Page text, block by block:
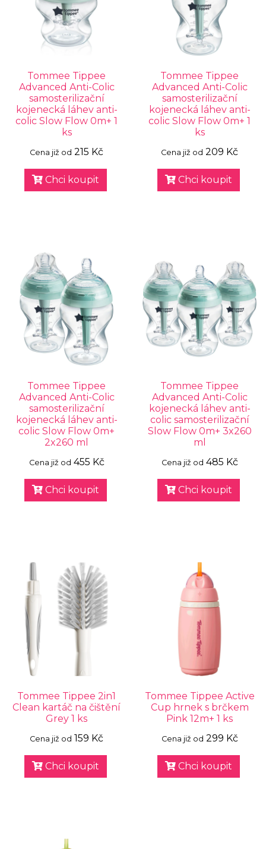
Tommee Tippee
Advanced Anti-Colic
samosterilizační
kojenecká láhev anti-
colic Slow Flow 0m+ 1
ks
Cena již od 215 Kč
Chci koupit
Tommee Tippee
Advanced Anti-Colic
samosterilizační
kojenecká láhev anti-
colic Slow Flow 0m+ 1
ks
Cena již od 209 Kč
Chci koupit
Tommee Tippee
Advanced Anti-Colic
samosterilizační
kojenecká láhev anti-
colic Slow Flow 0m+
2x260 ml
Cena již od 455 Kč
Chci koupit
Tommee Tippee
Advanced Anti-Colic
kojenecká láhev anti-
colic samosterilizační
Slow Flow 0m+ 3x260
ml
Cena již od 485 Kč
Chci koupit
Tommee Tippee 2in1
Clean kartáč na čištění
Grey 1 ks
Cena již od 159 Kč
Chci koupit
Tommee Tippee Active
Cup hrnek s brčkem
Pink 12m+ 1 ks
Cena již od 299 Kč
Chci koupit